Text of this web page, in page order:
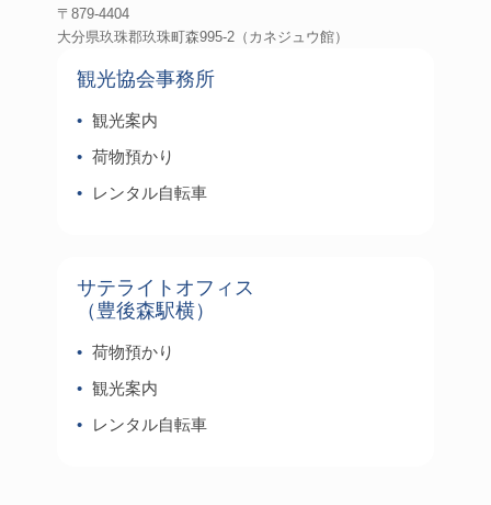
〒879-4404
大分県玖珠郡玖珠町森995-2（カネジュウ館）
観光協会事務所
観光案内
荷物預かり
レンタル自転車
サテライトオフィス
（豊後森駅横）
荷物預かり
観光案内
レンタル自転車